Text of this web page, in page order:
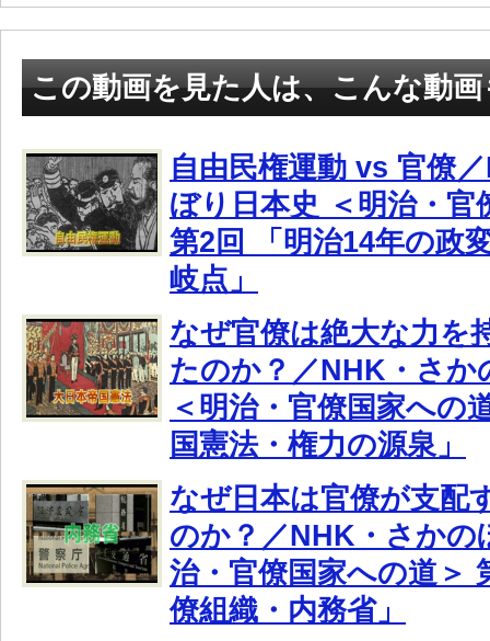
この動画を見た人は、こんな動
自由民権運動 vs 官僚
ぼり日本史 ＜明治・官
第2回 「明治14年の政
岐点」
なぜ官僚は絶大な力を
たのか？／NHK・さか
＜明治・官僚国家への
国憲法・権力の源泉」
なぜ日本は官僚が支配
のか？／NHK・さかの
治・官僚国家への道＞
僚組織・内務省」